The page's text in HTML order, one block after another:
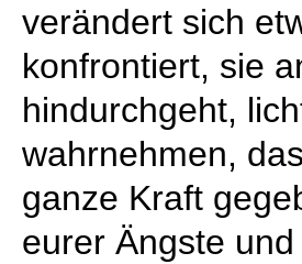
verändert sich
konfrontiert, sie
hindurchgeht,
wahrnehmen,
ganze Kraft
eurer Ängste